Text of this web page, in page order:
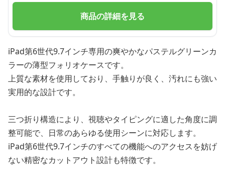
商品の詳細を見る
iPad第6世代9.7インチ専用の爽やかなパステルグリーンカ
ラーの薄型フォリオケースです。
上質な素材を使用しており、手触りが良く、汚れにも強い
実用的な設計です。
三つ折り構造により、視聴やタイピングに適した角度に調
整可能で、日常のあらゆる使用シーンに対応します。
iPad第6世代9.7インチのすべての機能へのアクセスを妨げ
ない精密なカットアウト設計も特徴です。